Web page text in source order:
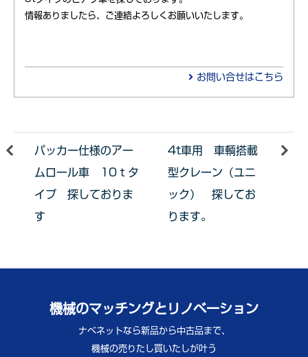
情報ありましたら、ご連絡よろしくお願いいたします。
お問い合せはこちら
パッカー仕様のアー
ムロール車 10ｔタ
イプ 探しておりま
す
4t車用 車輌搭載
型クレーン（ユニ
ック） 探してお
ります。
機械のマッチングとリノベーション
ナベネットなら新品から中古品まで、
機械の売りたし買いたしが叶う